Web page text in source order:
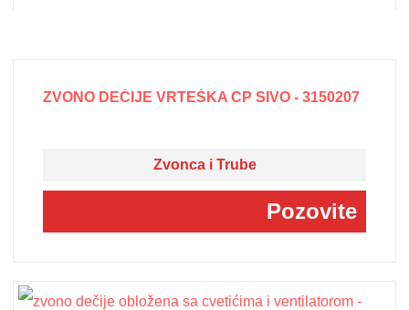
ZVONO DEČIJE VRTEŠKA CP SIVO - 3150207
Zvonca i Trube
Pozovite